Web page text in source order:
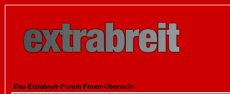
Das Extrabreit-Forum Foren-Übersicht